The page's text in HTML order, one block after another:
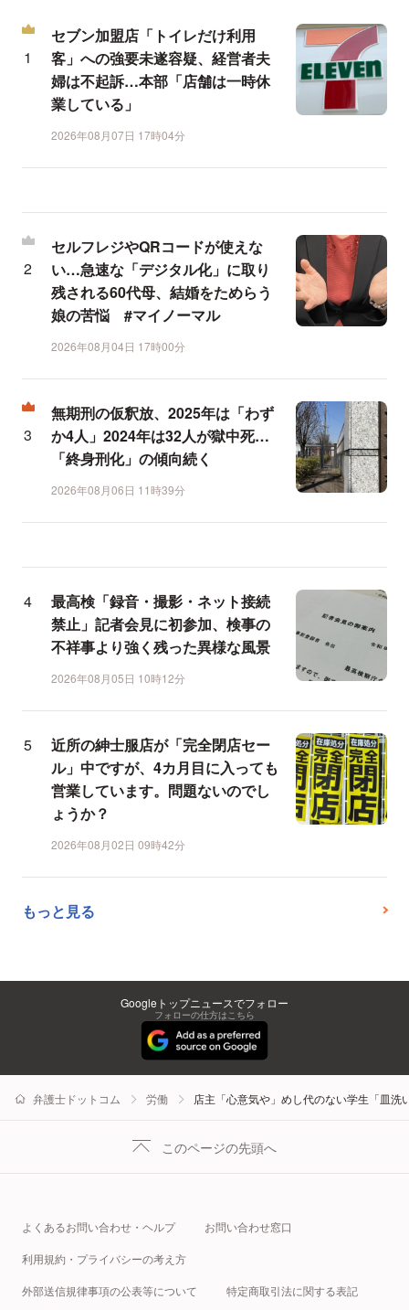
セブン加盟店「トイレだけ利用
客」への強要未遂容疑、経営者夫
婦は不起訴…本部「店舗は一時休
業している」
2026年08月07日 17時04分
セルフレジやQRコードが使えな
い…急速な「デジタル化」に取り
残される60代母、結婚をためらう
娘の苦悩 #マイノーマル
2026年08月04日 17時00分
無期刑の仮釈放、2025年は「わず
か4人」2024年は32人が獄中死…
「終身刑化」の傾向続く
2026年08月06日 11時39分
最高検「録音・撮影・ネット接続
禁止」記者会見に初参加、検事の
不祥事より強く残った異様な風景
2026年08月05日 10時12分
近所の紳士服店が「完全閉店セー
ル」中ですが、4カ月目に入っても
営業しています。問題ないのでし
ょうか？
2026年08月02日 09時42分
もっと見る
Googleトップニュースでフォロー
フォローの仕方はこちら
弁護士ドットコム 労働 店主「心意気や」めし代のない学生「皿
このページの先頭へ
よくあるお問い合わせ・ヘルプ お問い合わせ窓口
利用規約・プライバシーの考え方
外部送信規律事項の公表等について 特定商取引法に関する表記